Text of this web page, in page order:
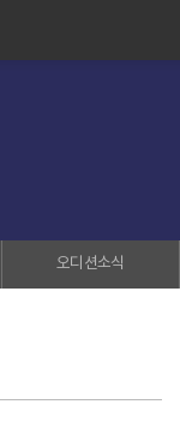
오디션소식